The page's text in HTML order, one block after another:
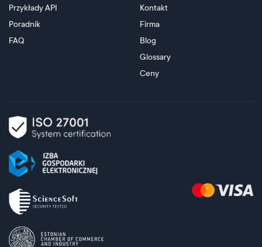
Przykłady API
Poradnik
FAQ
Kontakt
Firma
Blog
Glossary
Ceny